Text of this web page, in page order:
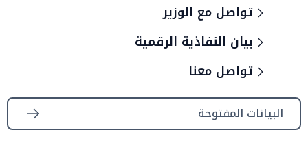
تواصل مع الوزير
بيان النفاذية الرقمية
تواصل معنا
البيانات المفتوحة